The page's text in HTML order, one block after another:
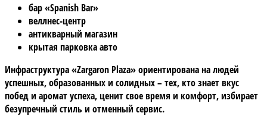
бар «Spanish Bar»
веллнес-центр
антикварный магазин
крытая парковка авто
Инфраструктура «Zargaron Plaza» ориентирована на людей
успешных, образованных и солидных – тех, кто знает вкус
побед и аромат успеха, ценит свое время и комфорт, избирает
безупречный стиль и отменный сервис.